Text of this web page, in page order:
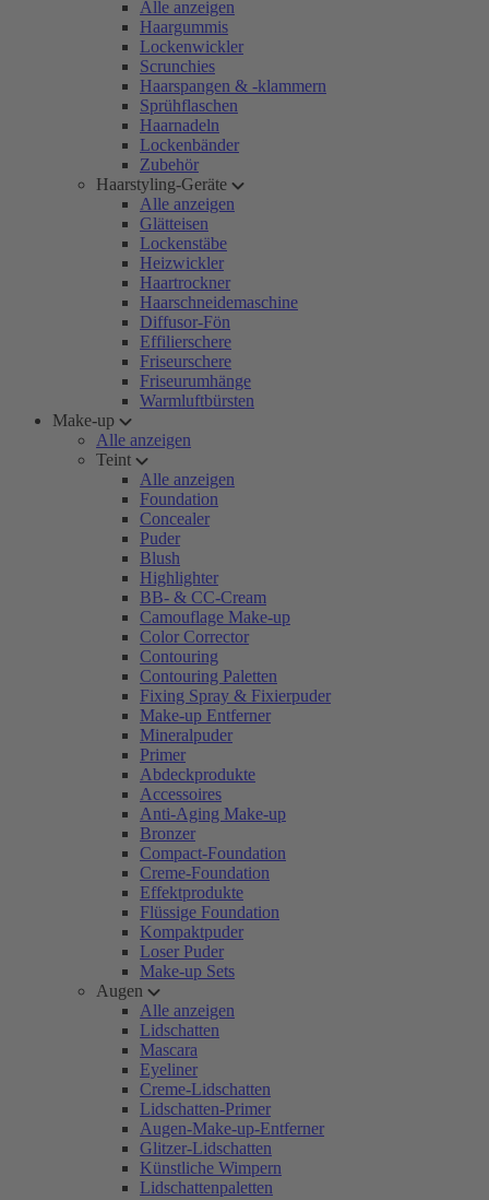
Alle anzeigen
Haargummis
Lockenwickler
Scrunchies
Haarspangen & -klammern
Sprühflaschen
Haarnadeln
Lockenbänder
Zubehör
Haarstyling-Geräte
Alle anzeigen
Glätteisen
Lockenstäbe
Heizwickler
Haartrockner
Haarschneidemaschine
Diffusor-Fön
Effilierschere
Friseurschere
Friseurumhänge
Warmluftbürsten
Make-up
Alle anzeigen
Teint
Alle anzeigen
Foundation
Concealer
Puder
Blush
Highlighter
BB- & CC-Cream
Camouflage Make-up
Color Corrector
Contouring
Contouring Paletten
Fixing Spray & Fixierpuder
Make-up Entferner
Mineralpuder
Primer
Abdeckprodukte
Accessoires
Anti-Aging Make-up
Bronzer
Compact-Foundation
Creme-Foundation
Effektprodukte
Flüssige Foundation
Kompaktpuder
Loser Puder
Make-up Sets
Augen
Alle anzeigen
Lidschatten
Mascara
Eyeliner
Creme-Lidschatten
Lidschatten-Primer
Augen-Make-up-Entferner
Glitzer-Lidschatten
Künstliche Wimpern
Lidschattenpaletten